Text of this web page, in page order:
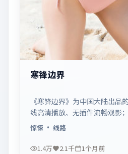
寒锋边界
《寒锋边界》为中国大陆出品
线高清播放、无插件流畅观影
明，适合休闲一口气追看。
惊悚 · 线路
1.4万 2.1千 1个月前